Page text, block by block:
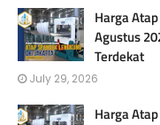
Harga
Agustus
Terdekat
July 29, 2026
Harga